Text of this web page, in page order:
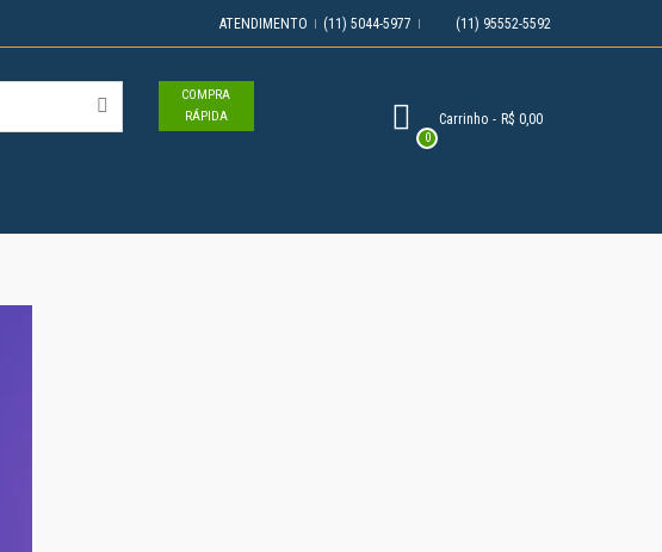
(11) 95552-5592
(11) 5044-5977
ATENDIMENTO
COMPRA
RÁPIDA
0
Carrinho - R$ 0,00